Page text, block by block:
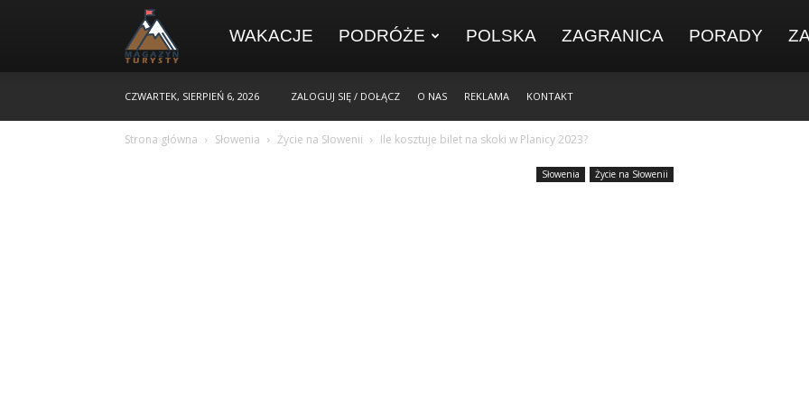
WAKACJE PODRÓŻE POLSKA ZAGRANICA PORADY
CZWARTEK, SIERPIEŃ 6, 2026 ZALOGUJ SIĘ / DOŁĄCZ O NAS REKLAMA KONTAKT
Strona główna Słowenia Życie na Słowenii Ile kosztuje bilet na skoki w Planicy 2023?
Słowenia Życie na Słowenii